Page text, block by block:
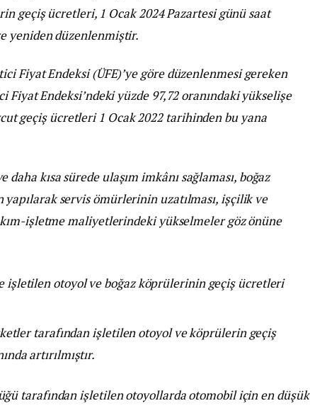
geçiş ücretleri, 1 Ocak 2024 Pazartesi günü saat
yeniden düzenlenmiştir.
Fiyat Endeksi (ÜFE)’ye göre düzenlenmesi gereken
Fiyat Endeksi’ndeki yüzde 97,72 oranındaki yükselişe
geçiş ücretleri 1 Ocak 2022 tarihinden bu yana
kısa sürede ulaşım imkânı sağlaması, boğaz
servis ömürlerinin uzatılması, işçilik ve
işletme maliyetlerindeki yükselmeler göz önüne
işletilen otoyol ve boğaz köprülerinin geçiş ücretleri
tarafından işletilen otoyol ve köprülerin geçiş
artırılmıştır.
tarafından işletilen otoyollarda otomobil için en düşük